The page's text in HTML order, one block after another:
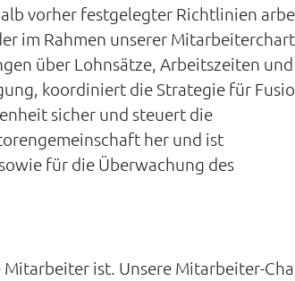
vorher festgelegter Richtlinien
im Rahmen unserer
über Lohnsätze, Arbeitszeiten und
koordiniert die Strategie für
sicher und steuert die
her und ist
für die Überwachung des
ist. Unsere Mitarbeiter-